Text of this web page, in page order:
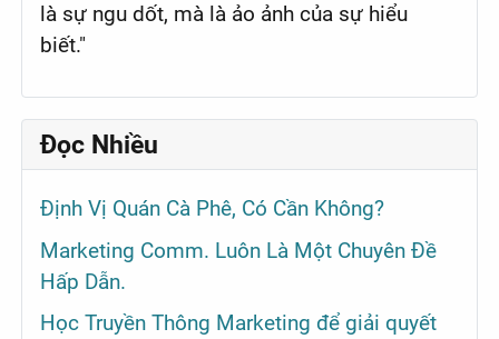
là sự ngu dốt, mà là ảo ảnh của sự hiểu
biết."
Đọc Nhiều
Định Vị Quán Cà Phê, Có Cần Không?
Marketing Comm. Luôn Là Một Chuyên Đề
Hấp Dẫn.
Học Truyền Thông Marketing để giải quyết